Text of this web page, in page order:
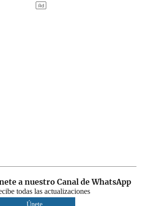
a nuestro Canal de WhatsApp
todas las actualizaciones
Únete